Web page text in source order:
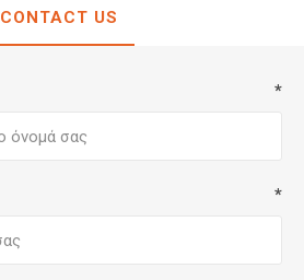
CONTACT US
*
*